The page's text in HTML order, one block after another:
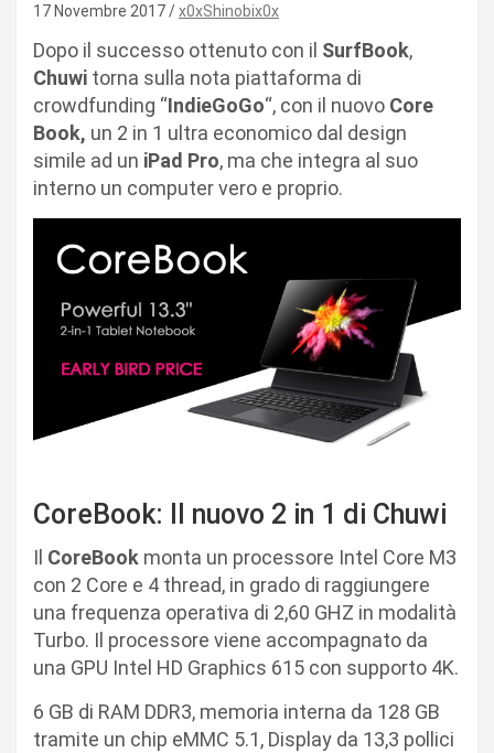
17 Novembre 2017 x0xShinobix0x
Dopo il successo ottenuto con il SurfBook,
Chuwi torna sulla nota piattaforma di
crowdfunding “IndieGoGo“, con il nuovo Core
Book, un 2 in 1 ultra economico dal design
simile ad un iPad Pro, ma che integra al suo
interno un computer vero e proprio.
CoreBook: Il nuovo 2 in 1 di Chuwi
Il CoreBook monta un processore Intel Core M3
con 2 Core e 4 thread, in grado di raggiungere
una frequenza operativa di 2,60 GHZ in modalità
Turbo. Il processore viene accompagnato da
una GPU Intel HD Graphics 615 con supporto 4K.
6 GB di RAM DDR3, memoria interna da 128 GB
tramite un chip eMMC 5.1, Display da 13,3 pollici